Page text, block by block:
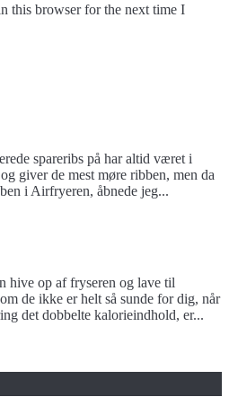
this browser for the next time I
spareribs på har altid været i
giver de mest møre ribben, men da
i Airfryeren, åbnede jeg...
hive op af fryseren og lave til
de ikke er helt så sunde for dig, når
det dobbelte kalorieindhold, er...